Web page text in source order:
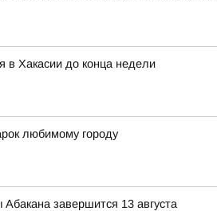
в Хакасии до конца недели
любимому городу
завершится 13 августа